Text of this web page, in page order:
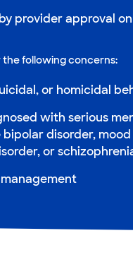
provider approval
following concerns:
or homicidal
with serious
disorder, mood
or